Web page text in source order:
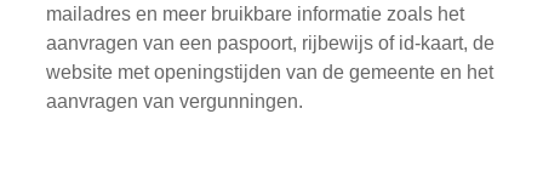
mailadres en meer bruikbare informatie zoals het
aanvragen van een paspoort, rijbewijs of id-kaart, de
website met openingstijden van de gemeente en het
aanvragen van vergunningen.